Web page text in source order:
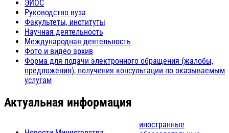
ЭИОС
Руководство вуза
Факультеты, институты
Научная деятельность
Международная деятельность
Фото и видео архив
Форма для подачи электронного обращения (жалобы,
предложения), получения консультации по оказываемым
услугам
Актуальная информация
иностранные